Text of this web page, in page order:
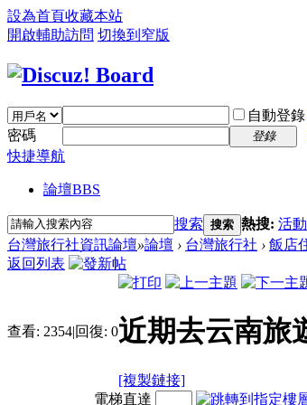
設為首頁收藏本站
開啟輔助訪問 切換到窄版
自動登錄
密碼
登錄
快捷導航
論壇BBS
搜索 搜索 熱搜: 活動
台灣旅行社資訊論壇»論壇 › 台灣旅行社 › 飯店
返回列表
查看: 2354|回復: 0近期去云南旅
[複製鏈接]
電梯直達